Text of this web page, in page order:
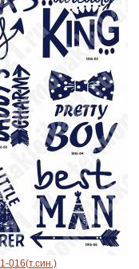
1-016(т.син.)